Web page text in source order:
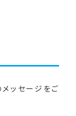
ッセージをご